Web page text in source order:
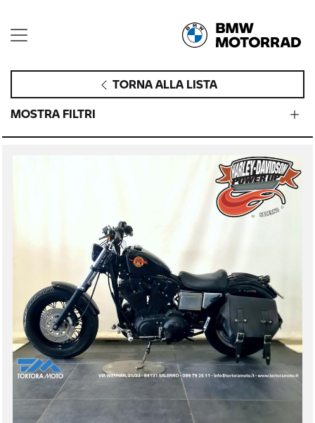
TORNA ALLA LISTA
MOSTRA FILTRI